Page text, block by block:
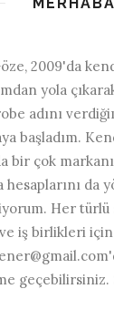
2009'da
yola
adını
başladım.
bir çok
hesaplarını da
Her türlü
iş birlikleri için
geçebilirsiniz.